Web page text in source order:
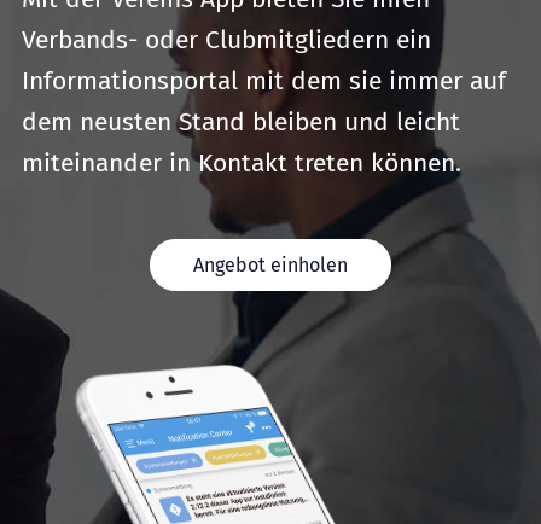
Angebot einholen
Verbands- oder Clubmitgliedern ein
Informationsportal mit dem sie immer auf
dem neusten Stand bleiben und leicht
miteinander in Kontakt treten können.